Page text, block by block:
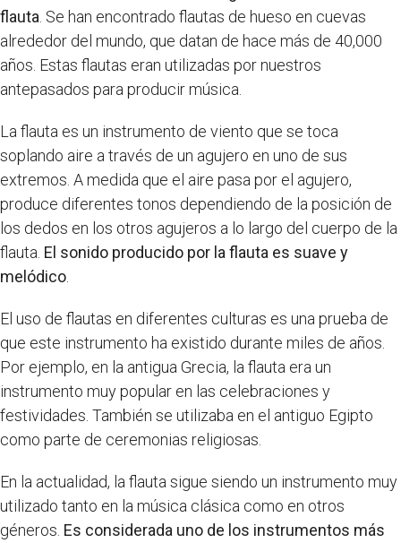
flauta . Se han encontrado flautas de hueso en cuevas
alrededor del mundo, que datan de hace más de 40,000
años. Estas flautas eran utilizadas por nuestros
antepasados para producir música.
La flauta es un instrumento de viento que se toca
soplando aire a través de un agujero en uno de sus
extremos. A medida que el aire pasa por el agujero,
produce diferentes tonos dependiendo de la posición de
los dedos en los otros agujeros a lo largo del cuerpo de la
flauta. El sonido producido por la flauta es suave y
melódico
El uso de flautas en diferentes culturas es una prueba de
que este instrumento ha existido durante miles de años.
Por ejemplo, en la antigua Grecia, la flauta era un
instrumento muy popular en las celebraciones y
festividades. También se utilizaba en el antiguo Egipto
como parte de ceremonias religiosas.
En la actualidad, la flauta sigue siendo un instrumento muy
utilizado tanto en la música clásica como en otros
géneros. Es considerada uno de los instrumentos más